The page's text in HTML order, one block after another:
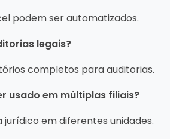
podem ser automatizados.
legais?
completos para auditorias.
usado em múltiplas filiais?
jurídico em diferentes unidades.